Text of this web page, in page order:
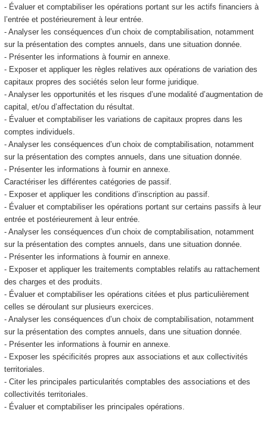
- Évaluer et comptabiliser les opérations portant sur les actifs financiers à
l’entrée et postérieurement à leur entrée.
- Analyser les conséquences d’un choix de comptabilisation, notamment
sur la présentation des comptes annuels, dans une situation donnée.
- Présenter les informations à fournir en annexe.
- Exposer et appliquer les règles relatives aux opérations de variation des
capitaux propres des sociétés selon leur forme juridique.
- Analyser les opportunités et les risques d’une modalité d’augmentation de
capital, et/ou d’affectation du résultat.
- Évaluer et comptabiliser les variations de capitaux propres dans les
comptes individuels.
- Analyser les conséquences d’un choix de comptabilisation, notamment
sur la présentation des comptes annuels, dans une situation donnée.
- Présenter les informations à fournir en annexe.
Caractériser les différentes catégories de passif.
- Exposer et appliquer les conditions d’inscription au passif.
- Évaluer et comptabiliser les opérations portant sur certains passifs à leur
entrée et postérieurement à leur entrée.
- Analyser les conséquences d’un choix de comptabilisation, notamment
sur la présentation des comptes annuels, dans une situation donnée.
- Présenter les informations à fournir en annexe.
- Exposer et appliquer les traitements comptables relatifs au rattachement
des charges et des produits.
- Évaluer et comptabiliser les opérations citées et plus particulièrement
celles se déroulant sur plusieurs exercices.
- Analyser les conséquences d’un choix de comptabilisation, notamment
sur la présentation des comptes annuels, dans une situation donnée.
- Présenter les informations à fournir en annexe.
- Exposer les spécificités propres aux associations et aux collectivités
territoriales.
- Citer les principales particularités comptables des associations et des
collectivités territoriales.
- Évaluer et comptabiliser les principales opérations.